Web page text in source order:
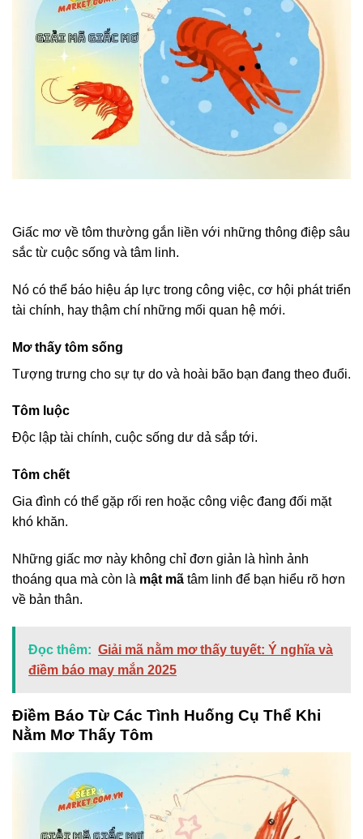
Giấc mơ về tôm thường gắn liền với những thông điệp sâu
sắc từ cuộc sống và tâm linh.
Nó có thể báo hiệu áp lực trong công việc, cơ hội phát triển
tài chính, hay thậm chí những mối quan hệ mới.
Mơ thấy tôm sống
Tượng trưng cho sự tự do và hoài bão bạn đang theo đuổi.
Tôm luộc
Độc lập tài chính, cuộc sống dư dả sắp tới.
Tôm chết
Gia đình có thể gặp rối ren hoặc công việc đang đối mặt
khó khăn.
Những giấc mơ này không chỉ đơn giản là hình ảnh
thoáng qua mà còn là mật mã tâm linh để bạn hiểu rõ hơn
về bản thân.
Đọc thêm: Giải mã nằm mơ thấy tuyết: Ý nghĩa và
điềm báo may mắn 2025
Điềm Báo Từ Các Tình Huống Cụ Thể Khi
Nằm Mơ Thấy Tôm